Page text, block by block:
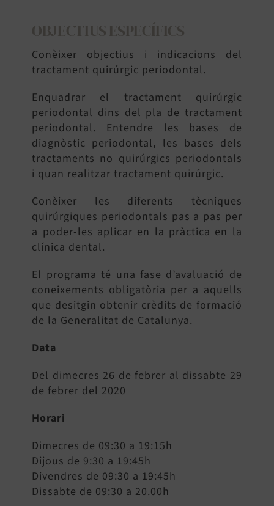
OBJECTIUS ESPECÍFICS
Conèixer objectius i indicacions del
tractament quirúrgic periodontal.
Enquadrar el tractament quirúrgic
periodontal dins del pla de tractament
periodontal. Entendre les bases de
diagnòstic periodontal, les bases dels
tractaments no quirúrgics periodontals
i quan realitzar tractament quirúrgic.
Conèixer les diferents tècniques
quirúrgiques periodontals pas a pas per
a poder-les aplicar en la pràctica en la
clínica dental.
El programa té una fase d’avaluació de
coneixements obligatòria per a aquells
que desitgin obtenir crèdits de formació
de la Generalitat de Catalunya.
Data
Del dimecres 26 de febrer al dissabte 29
de febrer del 2020
Horari
Dimecres de 09:30 a 19:15h
Dijous de 9:30 a 19:45h
Divendres de 09:30 a 19:45h
Dissabte de 09:30 a 20.00h